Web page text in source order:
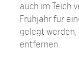
auch im Teich
Frühjahr für
gelegt
entfernen.